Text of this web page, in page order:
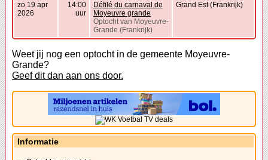
zo 19 apr
2026
14:00
uur
Défilé du carnaval de
Moyeuvre grande
Optocht van Moyeuvre-
Grande (Frankrijk)
Grand Est (Frankrijk)
Weet jij nog een optocht in de gemeente Moyeuvre-
Grande?
Geef dit dan aan ons door.
Informatie